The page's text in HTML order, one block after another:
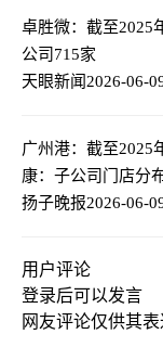
卓胜微：截至2025
公司715家
天眼新闻2026-06-
广州港：截至2025
康：子公司门店分
扬子晚报2026-06-
用户评论
登录后可以发言
网友评论仅供其